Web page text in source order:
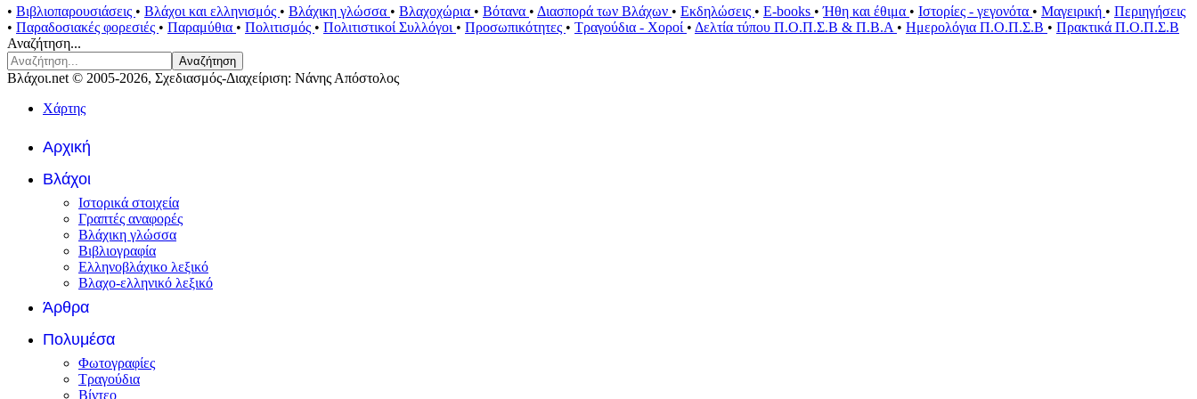
• Βιβλιοπαρουσιάσεις • Βλάχοι και ελληνισμός • Βλάχικη γλώσσα • Βλαχοχώρια • Βότανα • Διασπορά των Βλάχων • Εκδηλώσεις • E-books •Ήθη και έθιμα • Ιστορίες - γεγονότα • Μαγειρική • Περιηγήσεις
• Παραδοσιακές φορεσιές • Παραμύθια • Πολιτισμός • Πολιτιστικοί Συλλόγοι • Προσωπικότητες • Τραγούδια - Χοροί • Δελτία τύπου Π.Ο.Π.Σ.Β & Π.Β.Α • Ημερολόγια Π.Ο.Π.Σ.Β • Πρακτικά Π.Ο.Π.Σ.Β
Αναζήτηση...
Αναζήτηση
Βλάχοι.net © 2005-2026, Σχεδιασμός-Διαχείριση: Νάνης Απόστολος
Χάρτης
Αρχική
Βλάχοι
Ιστορικά στοιχεία
Γραπτές αναφορές
Βλάχικη γλώσσα
Βιβλιογραφία
Ελληνοβλάχικο λεξικό
Βλαχο-ελληνικό λεξικό
Άρθρα
Πολυμέσα
Φωτογραφίες
Τραγούδια
Βίντεο